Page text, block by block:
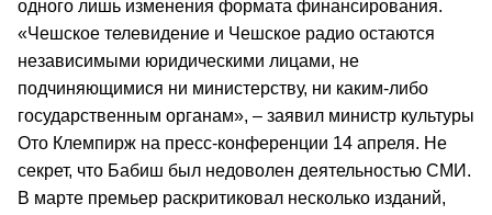
одного лишь изменения формата финансирования.
«Чешское телевидение и Чешское радио остаются
независимыми юридическими лицами, не
подчиняющимися ни министерству, ни каким-либо
государственным органам», – заявил министр культуры
Ото Клемпирж на пресс-конференции 14 апреля. Не
секрет, что Бабиш был недоволен деятельностью СМИ.
В марте премьер раскритиковал несколько изданий,